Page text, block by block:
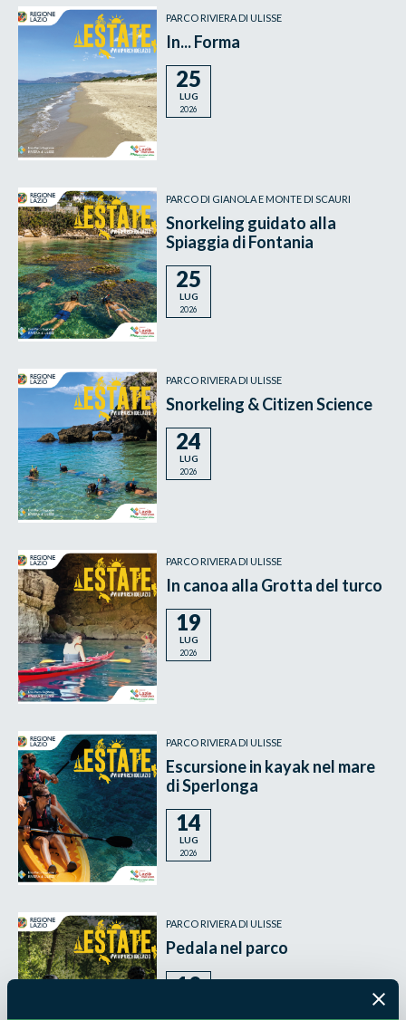
PARCO RIVIERA DI ULISSE
In... Forma
25
LUG
2026
PARCO DI GIANOLA E MONTE DI SCAURI
Snorkeling guidato alla
Spiaggia di Fontania
25
LUG
2026
PARCO RIVIERA DI ULISSE
Snorkeling & Citizen Science
24
LUG
2026
PARCO RIVIERA DI ULISSE
In canoa alla Grotta del turco
19
LUG
2026
PARCO RIVIERA DI ULISSE
Escursione in kayak nel mare
di Sperlonga
14
LUG
2026
PARCO RIVIERA DI ULISSE
Pedala nel parco
10